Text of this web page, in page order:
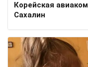
Корейская
Сахалин